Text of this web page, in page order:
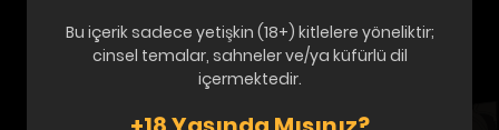
Bu içerik sadece yetişkin (18+) kitlelere yöneliktir;
cinsel temalar, sahneler ve/ya küfürlü dil
içermektedir.